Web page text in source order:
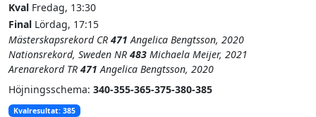
Kval Fredag, 13:30
Final Lördag, 17:15
Mästerskapsrekord CR 471 Angelica Bengtsson, 2020
Nationsrekord, Sweden NR 483 Michaela Meijer, 2021
Arenarekord TR 471 Angelica Bengtsson, 2020
Höjnings­schema: 340-355-365-375-380-385
Kvalresultat: 385